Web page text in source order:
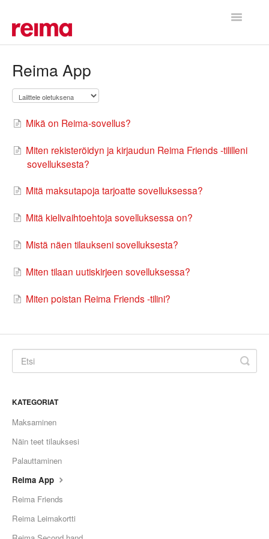
Toggle
Reima App
Mikä on Reima-sovellus?
Miten rekisteröidyn ja kirjaudun Reima Friends -tililleni
sovelluksesta?
Mitä maksutapoja tarjoatte sovelluksessa?
Mitä kielivaihtoehtoja sovelluksessa on?
Mistä näen tilaukseni sovelluksesta?
Miten tilaan uutiskirjeen sovelluksessa?
Miten poistan Reima Friends -tilini?
KATEGORIAT
Maksaminen
Näin teet tilauksesi
Palauttaminen
Reima App
Reima Friends
Reima Leimakortti